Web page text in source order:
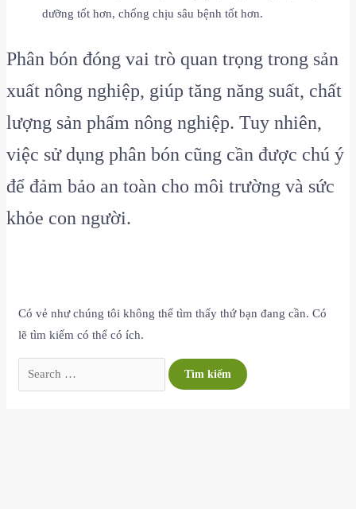
dưỡng tốt hơn, chống chịu sâu bệnh tốt hơn.
Phân bón đóng vai trò quan trọng trong sản
xuất nông nghiệp, giúp tăng năng suất, chất
lượng sản phẩm nông nghiệp. Tuy nhiên,
việc sử dụng phân bón cũng cần được chú ý
để đảm bảo an toàn cho môi trường và sức
khỏe con người.
Có vẻ như chúng tôi không thể tìm thấy thứ bạn đang cần. Có
lẽ tìm kiếm có thể có ích.